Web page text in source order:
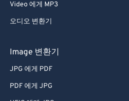
Video 에게 MP3
오디오 변환기
Image 변환기
JPG 에게 PDF
PDF 에게 JPG